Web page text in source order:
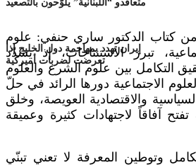
متعاقدو “اللبنانية” يلوّحون بالتصعيد
إيران تهدد بمهاجمة دول الخليج إذا
تعرضت لضربات أميركية
كتاب الدكتور ساري حنفي: علوم
تبرز الاستنتاجات، إذ يشدّد
التكامل بين علوم الشرع والعلوم
الاجتماعية دورها الرائد في حلّ
والاقتصادية العويصة، وخلق
آفاقاً لاجتهادات كثيرة وعميقة
وتوطين المعرفة لا تعني تبنّي